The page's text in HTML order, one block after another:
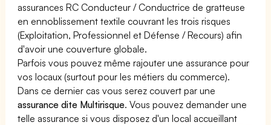
assurances RC Conducteur / Conductrice de gratteuse
en ennoblissement textile couvrant les trois risques
(Exploitation, Professionnel et Défense / Recours) afin
d'avoir une couverture globale.
Parfois vous pouvez même rajouter une assurance pour
vos locaux (surtout pour les métiers du commerce).
Dans ce dernier cas vous serez couvert par une
assurance dite Multirisque. Vous pouvez demander une
telle assurance si vous disposez d'un local accueillant